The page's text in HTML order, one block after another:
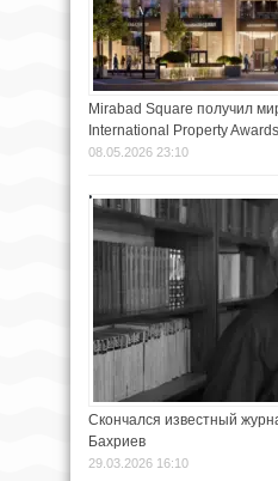
Mirabad Square получил
International Property Awards
08.05.2026 23:10
Скончался известный
Бахриев
29.03.2026 16:10